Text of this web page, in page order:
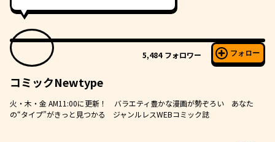
5,484 フォロワー フォロー
コミックNewtype
火・木・金 AM11:00に更新！ バラエティ豊かな漫画が勢ぞろい あなた
の“タイプ”がきっと見つかる ジャンルレスWEBコミック誌